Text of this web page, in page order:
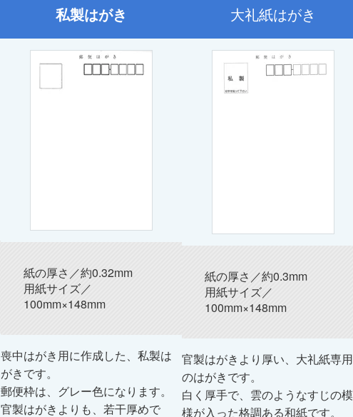
私製はがき
紙の厚さ／約0.32mm
用紙サイズ／
100mm×148mm
喪中はがき用に作成した、私製は
がきです。
郵便枠は、グレー色になります。
官製はがきよりも、若干厚めで
大礼紙はがき
紙の厚さ／約0.3mm
用紙サイズ／
100mm×148mm
官製はがきより厚い、大礼紙専用
のはがきです。
白く厚手で、雲のようなすじの模
様が入った格調ある和紙です。